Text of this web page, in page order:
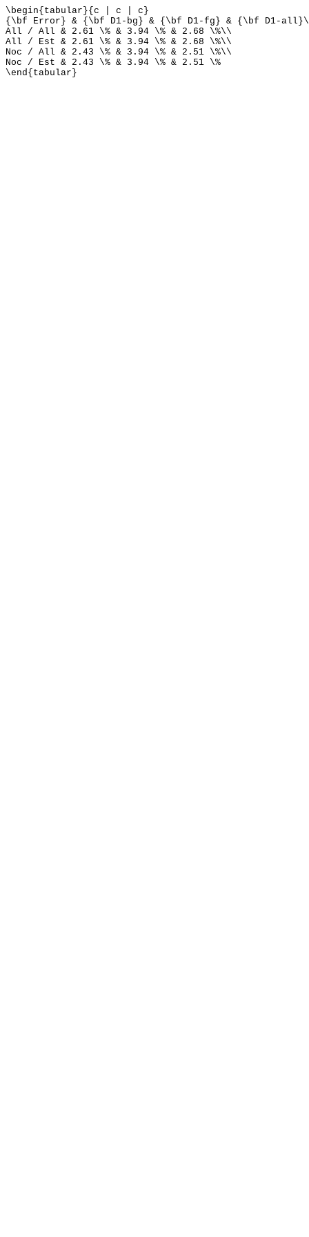
\begin{tabular}{c | c | c}
{\bf Error} & {\bf D1-bg} & {\bf D1-fg} & {\bf D1-
All / All & 2.61 \% & 3.94 \% & 2.68 \%\\
All / Est & 2.61 \% & 3.94 \% & 2.68 \%\\
Noc / All & 2.43 \% & 3.94 \% & 2.51 \%\\
Noc / Est & 2.43 \% & 3.94 \% & 2.51 \%
\end{tabular}